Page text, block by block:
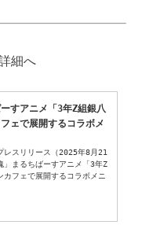
ーすアニメ「3年Z組銀八
ェで展開するコラボメ
レスリリース（2025年8月21
まるちばーすアニメ「3年Z
カフェで展開するコラボメニ